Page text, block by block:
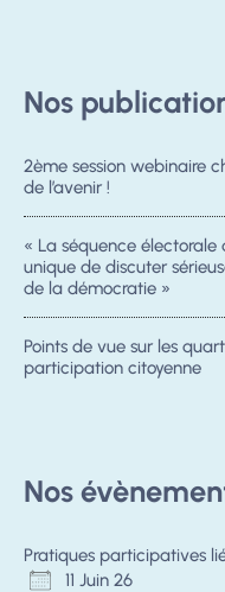
Nos
2ème session webinaire
de l’avenir !
« La séquence
unique de discuter
de la démocratie »
Points de vue sur les
participation citoyenne
Nos
Pratiques participatives
11 Juin 26